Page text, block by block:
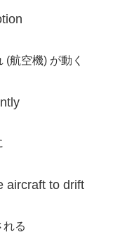
空機) が動く
aircraft to drift
る